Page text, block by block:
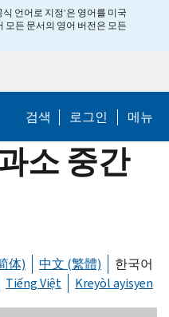
언어로 지정’은 영어를 미국
모든 문서의 영어 버전은 모든
검색 로그인 메뉴
소 중간
体) 中文 (繁體)
한국어
Tiếng Việt Kreyòl ayisyen